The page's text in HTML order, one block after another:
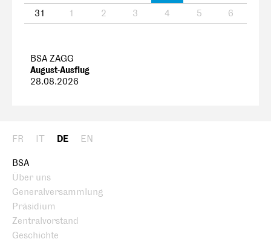
31
1 2 3 4 5 6
BSA ZAGG
August-Ausflug
28.08.2026
FR IT DE EN
BSA
Über uns
Generalversammlung
Präsidium
Zentralvorstand
Geschichte